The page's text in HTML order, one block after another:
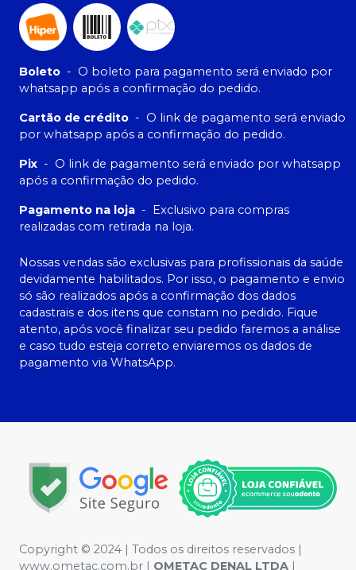
Boleto - O boleto para pagamento será enviado por
whatsapp após a confirmação do pedido.
Cartão de crédito - O link de pagamento será enviado
por whatsapp após a confirmação do pedido.
Pix - O link de pagamento será enviado por whatsapp
após a confirmação do pedido.
Pagamento na loja -
Exclusivo para compras
realizadas com retirada na loja.
Nossas vendas são exclusivas para profissionais da saúde
devidamente habilitados. Por isso, o pagamento e envio
só são realizados após a confirmação dos dados
cadastrais e dos itens que constam no pedido. Fique
atento, após você finalizar seu pedido faremos a análise
e caso tudo esteja correto enviaremos os dados de
pagamento via WhatsApp.
Copyright © 2024 | Todos os direitos reservados |
www.ometac.com.br | OMETAC DENAL LTDA |